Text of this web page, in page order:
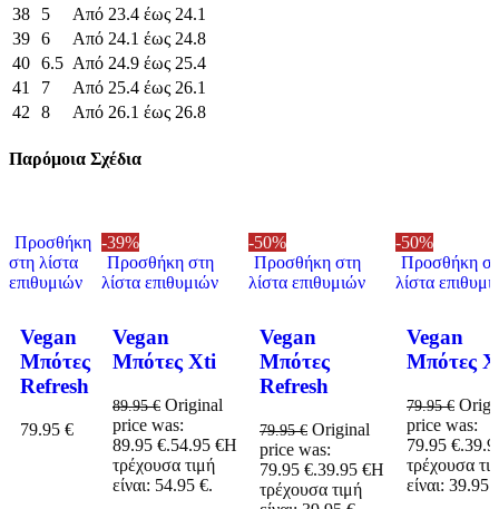
38
5
Από 23.4 έως 24.1
39 6
Από 24.1 έως 24.8
40 6.5 Από 24.9 έως 25.4
41
7
Από 25.4 έως 26.1
42
8 Από 26.1 έως 26.8
Παρόμοια Σχέδια
Προσθήκη
στη λίστα
επιθυμιών
Vegan
Μπότες
Refresh
79.95 €
-39%
Προσθήκη στη
λίστα επιθυμιών
Vegan
Μπότες Xti
89.95€ Original
price was:
89.95 €.54.95 €Η
τρέχουσα τιμή
είναι: 54.95 €.
-50%
Προσθήκη στη
λίστα επιθυμιών
Vegan
Μπότες
Refresh
79.95€ Original
price was:
79.95 €.39.95 €Η
τρέχουσα τιμή
-50%
Προσθήκη
λίστα
Vegan
Μπότες
79.95€
price was:
79.95 €.
τρέχουσα
είναι: 39.95